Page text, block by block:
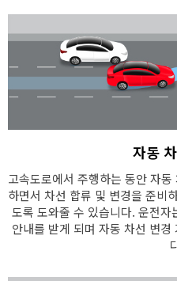
자동
고속도로에서 주행하는 동안 자
하면서 차선 합류 및 변경을 준비
도록 도와줄 수 있습니다. 운전
안내를 받게 되며 자동 차선 변